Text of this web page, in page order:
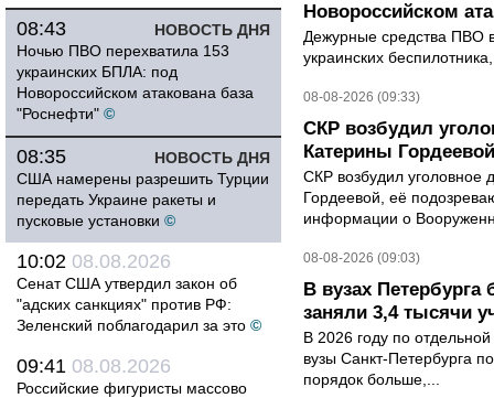
НОВОСТЬ ДНЯ
08:43
Ночью ПВО перехватила 153
украинских БПЛА: под
Новороссийском атакована база
"Роснефти" ©
НОВОСТЬ ДНЯ
08:35
США намерены разрешить Турции
передать Украине ракеты и
пусковые установки ©
10:02 08.08.2026
Сенат США утвердил закон об
"адских санкциях" против РФ:
Зеленский поблагодарил за это ©
09:41 08.08.2026
Российские фигуристы массово
Новороссийском
Дежурные средства ПВО
украинских
08-08-2026 (09:33)
СКР возбудил
Катерины Гордеевой
СКР возбудил уголовное
Гордеевой, её
информации о
08-08-2026 (09:03)
В вузах
заняли 3,4 тысячи
В 2026 году по
вузы Санкт-Петербурга
порядок больше,...